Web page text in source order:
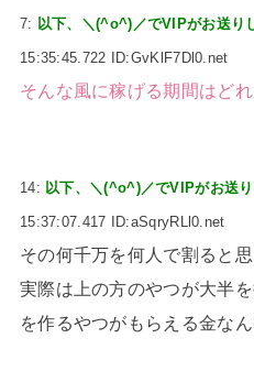
7: 以下、＼(^o^)／でVIPがお送り
15:35:45.722 ID:GvKlF7Dl0.net
そんな風に稼げる期間はど
14: 以下、＼(^o^)／でVIPがお送
15:37:07.417 ID:aSqryRLl0.net
その何千万を何人で割ると
実際は上の方のやつが大半
を作るやつがもらえる金な